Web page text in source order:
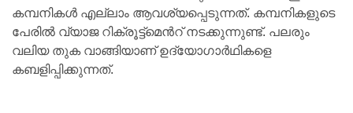
കമ്പനികൾ എല്ലാം ആവശ്യപ്പെടുന്നത്. കമ്പനികളുടെ
പേരിൽ വ്യാജ റിക്രൂട്ട്മെന്‍റ് നടക്കുന്നുണ്ട്. പലരും
വലിയ തുക വാങ്ങിയാണ് ഉദ്യോഗാർഥികളെ
കബളിപ്പിക്കുന്നത്.